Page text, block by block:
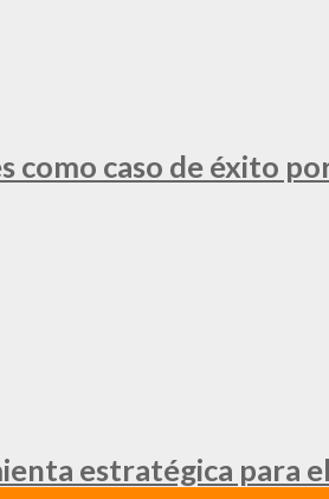
como caso de éxito
estratégica para